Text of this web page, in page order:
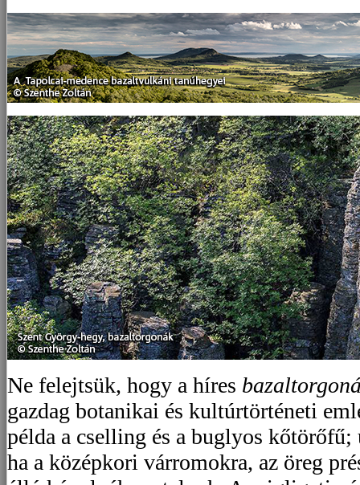
Ne felejtsük, hogy a híres
gazdag botanikai és kultúrtörténeti
példa a cselling és a buglyos kőtörőfű;
ha a középkori várromokra, az öreg